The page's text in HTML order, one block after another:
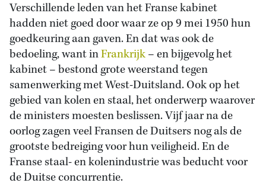
Verschillende leden van het Franse kabinet
hadden niet goed door waar ze op 9 mei 1950 hun
goedkeuring aan gaven. En dat was ook de
bedoeling, want inFrankrijk– en bijgevolg het
kabinet – bestond grote weerstand tegen
samenwerking met West-Duitsland. Ook op het
gebied van kolen en staal, het onderwerp waarover
de ministers moesten beslissen. Vijf jaar na de
oorlog zagen veel Fransen de Duitsers nog als de
grootste bedreiging voor hun veiligheid. En de
Franse staal- en kolenindustrie was beducht voor
de Duitse concurrentie.